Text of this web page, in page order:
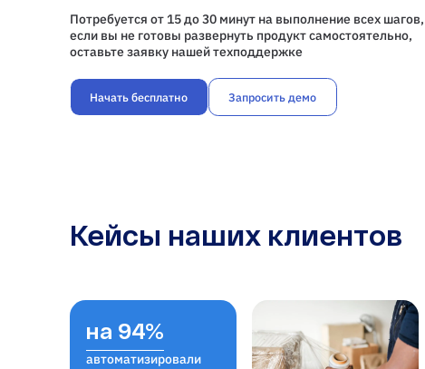
Потребуется от 15 до 30 минут на выполнение всех шагов,
если вы не готовы развернуть продукт самостоятельно,
оставьте заявку нашей техподдержке
Начать бесплатно Запросить демо
Кейсы наших клиентов
на 94%
автоматизировали